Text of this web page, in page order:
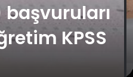
KPSS